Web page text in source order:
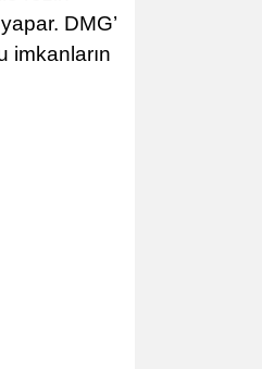
DMG’
imkanların